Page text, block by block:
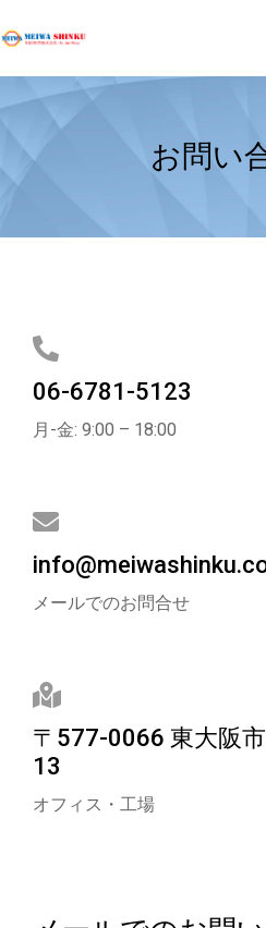
お問い
06-6781-5123
月-金: 9:00 – 18:00
メールでのお問合せ
〒577-0066 東大阪
13
オフィス・工場